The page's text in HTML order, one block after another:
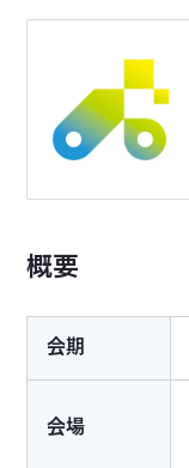
概要
会期
会場